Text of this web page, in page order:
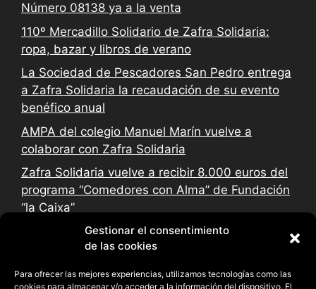
Gestionar el consentimiento
de las cookies
Para ofrecer las mejores experiencias, utilizamos tecnologías como las
cookies para almacenar y/o acceder a la información del dispositivo. El
Número 08138 ya a la venta
110º Mercadillo Solidario de Zafra Solidaria:
ropa, bazar y libros de verano
La Sociedad de Pescadores San Pedro entrega
a Zafra Solidaria la recaudación de su evento
benéfico anual
AMPA del colegio Manuel Marín vuelve a
colaborar con Zafra Solidaria
Zafra Solidaria vuelve a recibir 8.000 euros del
programa “Comedores con Alma” de Fundación
“la Caixa”